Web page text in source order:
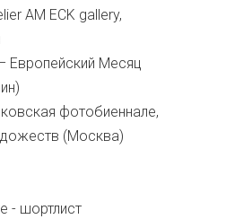
AM ECK gallery,
Европейский Месяц
фотобиеннале,
(Москва)
- шортлист